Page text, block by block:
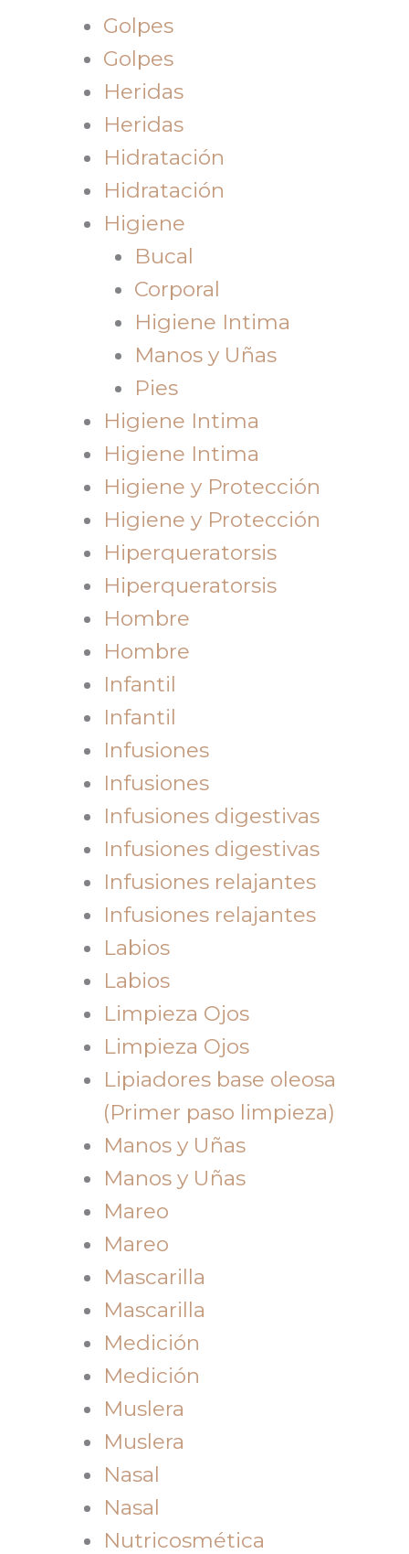
Golpes
Golpes
Heridas
Heridas
Hidratación
Hidratación
Higiene
Bucal
Corporal
Higiene Intima
Manos y Uñas
Pies
Higiene Intima
Higiene Intima
Higiene y Protección
Higiene y Protección
Hiperqueratorsis
Hiperqueratorsis
Hombre
Hombre
Infantil
Infantil
Infusiones
Infusiones
Infusiones digestivas
Infusiones digestivas
Infusiones relajantes
Infusiones relajantes
Labios
Labios
Limpieza Ojos
Limpieza Ojos
Lipiadores base oleosa
(Primer paso limpieza)
Manos y Uñas
Manos y Uñas
Mareo
Mareo
Mascarilla
Mascarilla
Medición
Medición
Muslera
Muslera
Nasal
Nasal
Nutricosmética